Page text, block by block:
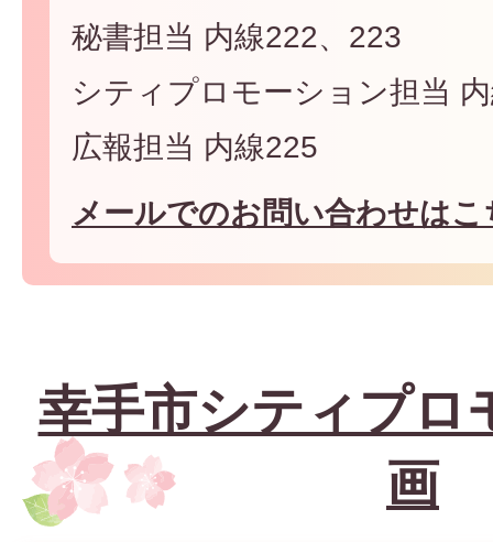
秘書担当 内線222、223
シティプロモーション担当
広報担当 内線225
メールでのお問い合わせは
幸手市シティプロ
画